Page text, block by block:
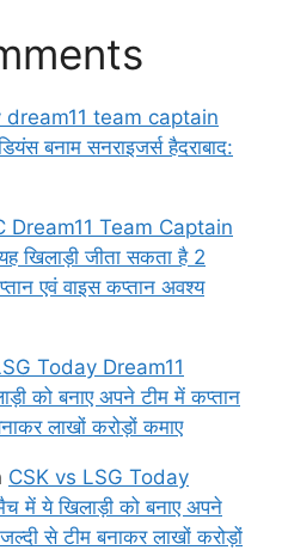
team captain
बनाम सनराइजर्स हैदराबाद:
Dream11 Team Captain
जीता सकता है 2
एवं वाइस कप्तान अवश्य
Today Dream11
को बनाए अपने टीम में कप्तान
लाखों करोड़ों कमाए
CSK vs LSG Today
ये खिलाड़ी को बनाए अपने
से टीम बनाकर लाखों करोड़ों